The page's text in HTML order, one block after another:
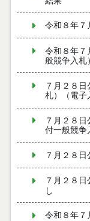
令和８年
令和８年
般競争入札
７月２８
札）（電子
７月２８
付一般競争
７月２８
７月２８
し
令和８年